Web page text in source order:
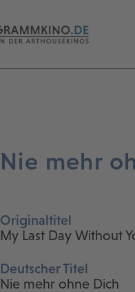
Nie mehr
Originaltitel
My Last Day Without
Deutscher Titel
Nie mehr ohne Dich